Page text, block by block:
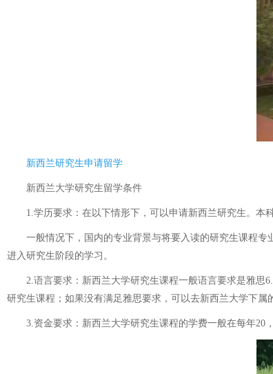
新西兰研究生申请留学
新西兰大学研究生留学条件
1.学历要求：在以下情形下，可以申请新西兰研究生。本科
一般情况下，国内的专业背景与将要入读的研究生课程专业
进入研究生阶段的学习。
2.语言要求：新西兰大学研究生课程一般语言要求是雅思
研究生课程；如果没有满足雅思要求，可以去新西兰大学下属
3.资金要求：新西兰大学研究生课程的学费一般在每年20，